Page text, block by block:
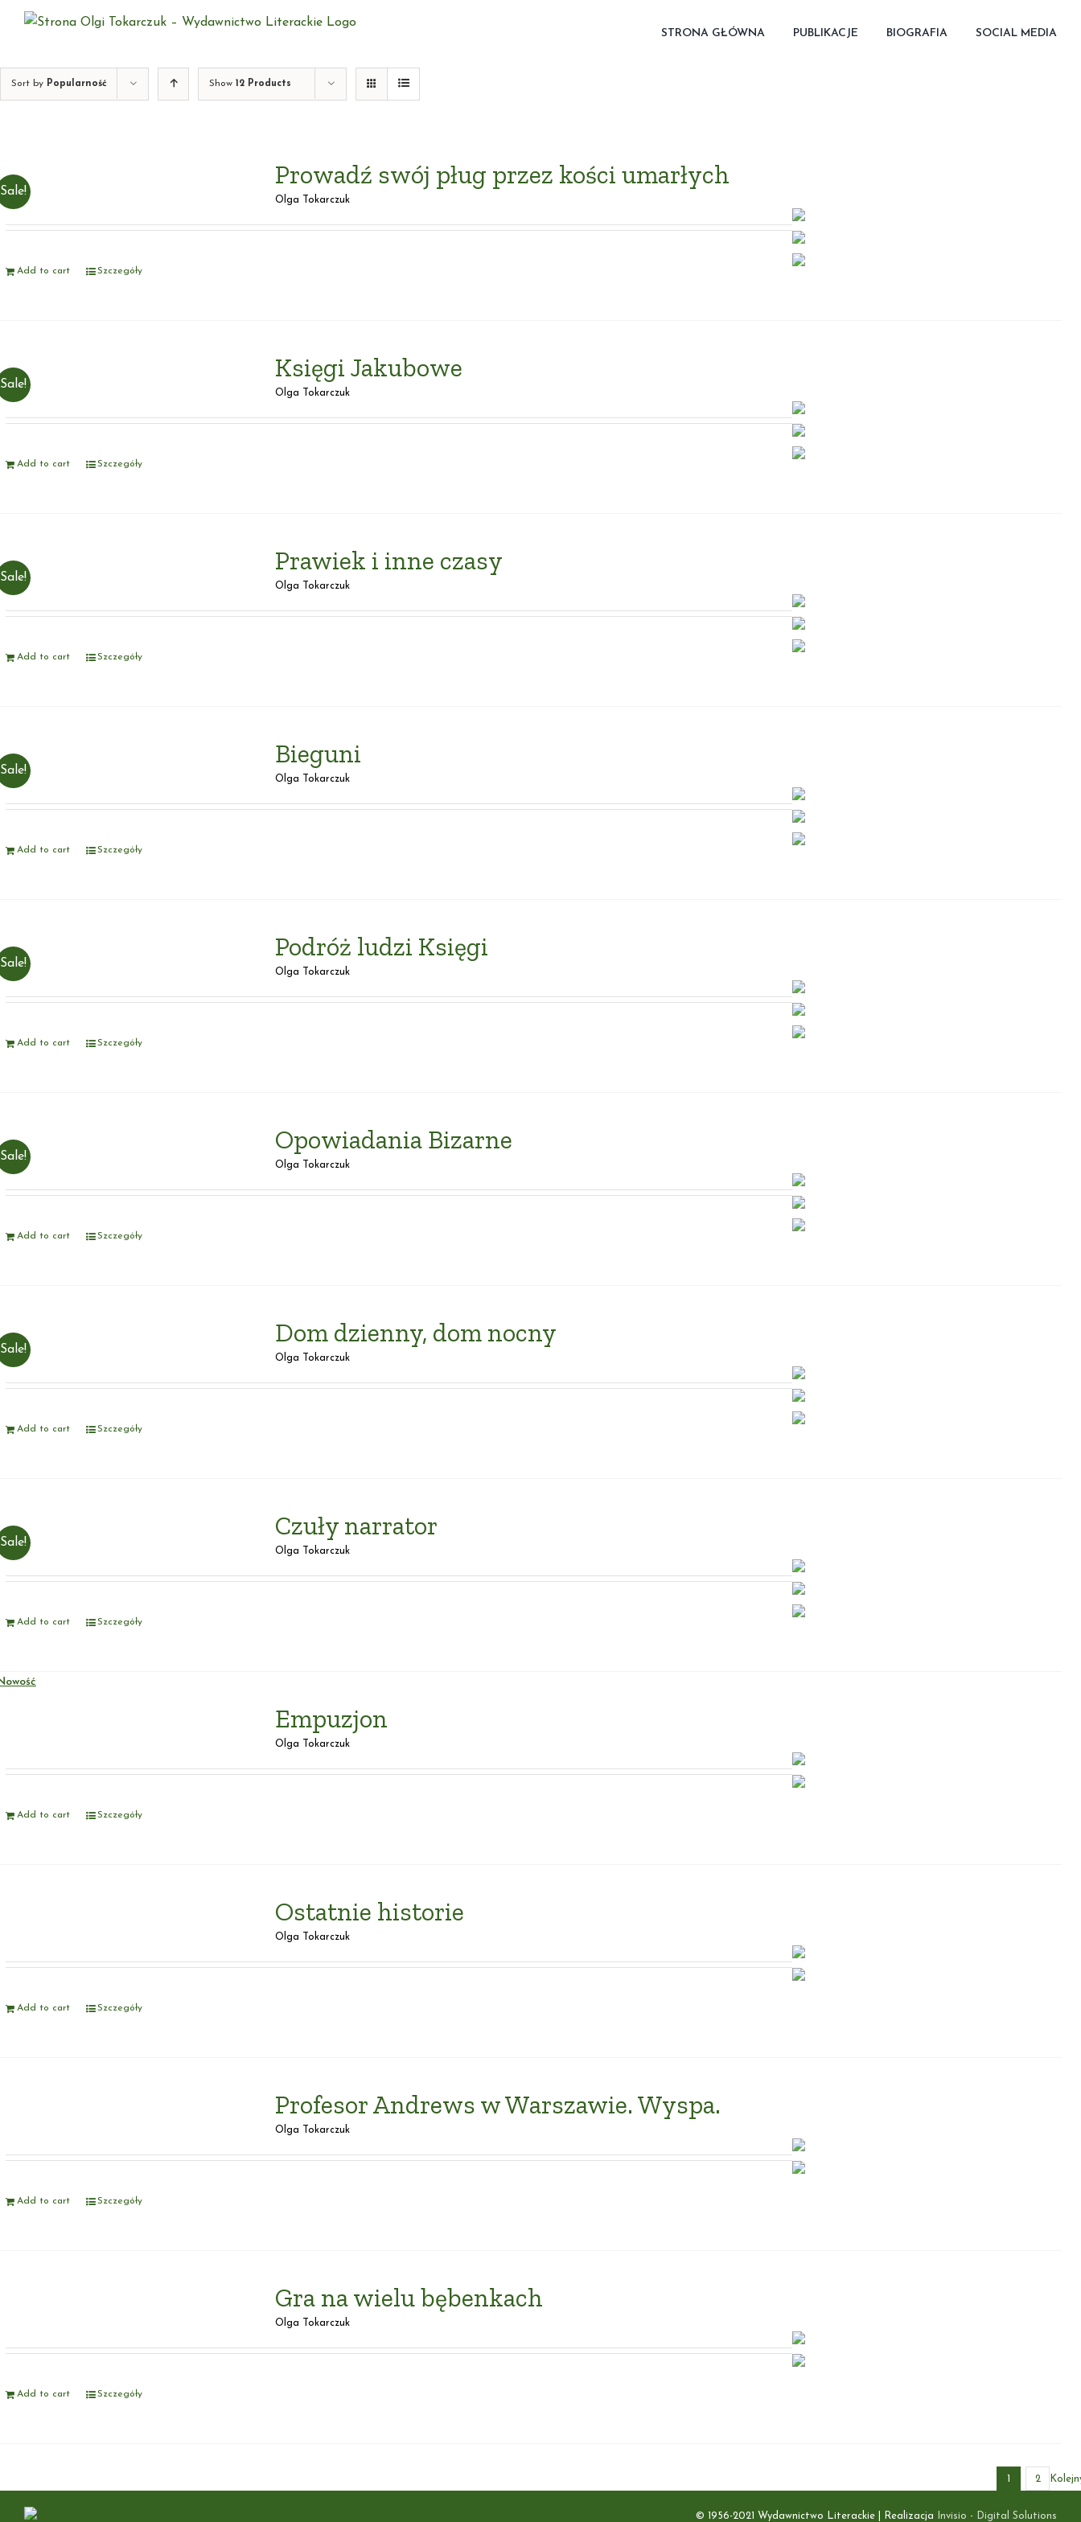
STRONA GŁÓWNA PUBLIKACJE BIOGRAFIA SOCIAL MEDIA
Sort by Popularność Show 12 Products
Sale!
Prowadź swój pług przez kości umarłych
Olga Tokarczuk
Add to cart Szczegóły
Sale!
Księgi Jakubowe
Olga Tokarczuk
Add to cart Szczegóły
Sale!
Prawiek i inne czasy
Olga Tokarczuk
Add to cart Szczegóły
Sale!
Bieguni
Olga Tokarczuk
Add to cart Szczegóły
Sale!
Podróż ludzi Księgi
Olga Tokarczuk
Add to cart Szczegóły
Sale!
Opowiadania Bizarne
Olga Tokarczuk
Add to cart Szczegóły
Sale!
Dom dzienny, dom nocny
Olga Tokarczuk
Add to cart Szczegóły
Sale!
Czuły narrator
Olga Tokarczuk
Add to cart Szczegóły
Empuzjon
Olga Tokarczuk
Add to cart Szczegóły
Ostatnie historie
Olga Tokarczuk
Add to cart Szczegóły
Profesor Andrews w Warszawie. Wyspa.
Olga Tokarczuk
Add to cart Szczegóły
Gra na wielu bębenkach
Olga Tokarczuk
Add to cart Szczegóły
1 2
© 1956-2021 Wydawnictwo Literackie | Realizacja Invisio - Digital Solutions